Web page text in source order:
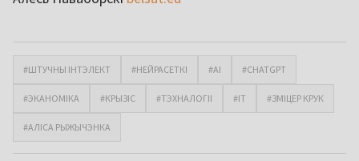
#ШТУЧНЫ ІНТЭЛЕКТ #НЕЙРАСЕТКІ #AI #CHATGPT
#ЭКАНОМІКА #КРЫЗІС #ТЭХНАЛОГІІ #IT #ЗМІЦЕР КРУК
#АЛІСА РЫЖЫЧЭНКА